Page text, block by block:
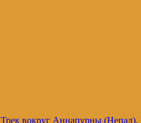
Трек вокруг Аннапурны